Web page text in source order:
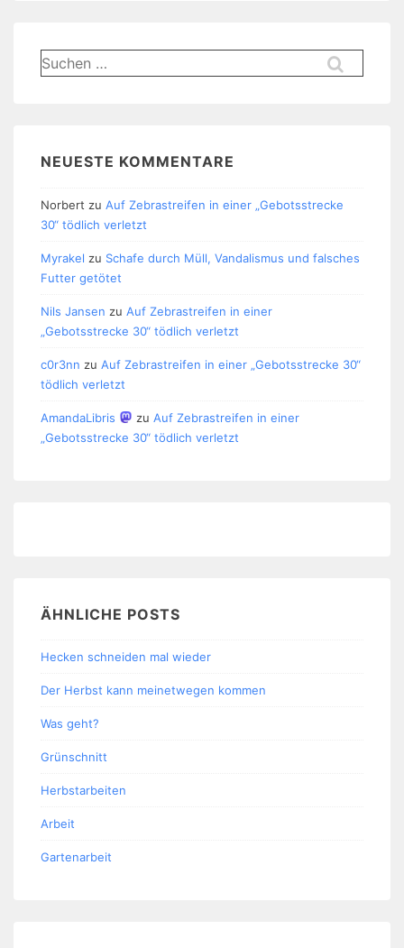
Suchen
nach:
NEUESTE KOMMENTARE
Norbert zu Auf Zebrastreifen in einer „Gebotsstrecke
30“ tödlich verletzt
Myrakel zu Schafe durch Müll, Vandalismus und falsches
Futter getötet
Nils Jansen zu Auf Zebrastreifen in einer
„Gebotsstrecke 30“ tödlich verletzt
c0r3nn zu Auf Zebrastreifen in einer „Gebotsstrecke 30“
tödlich verletzt
AmandaLibris zu Auf Zebrastreifen in einer
„Gebotsstrecke 30“ tödlich verletzt
ÄHNLICHE POSTS
Hecken schneiden mal wieder
Der Herbst kann meinetwegen kommen
Was geht?
Grünschnitt
Herbstarbeiten
Arbeit
Gartenarbeit